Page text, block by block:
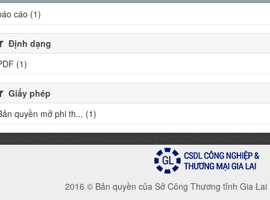
cáo (1)
Định dạng
(1)
Giấy phép
quyền mở phi th... (1)
2016 © Bản quyền của Sở Công Thương tỉnh Gia Lai